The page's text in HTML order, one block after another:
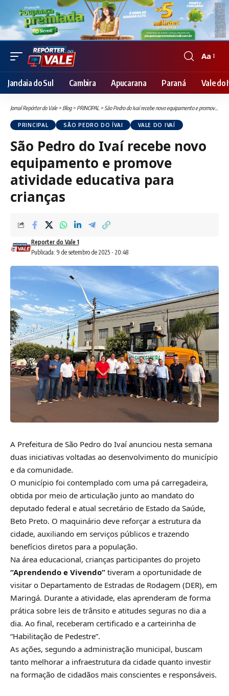
Font
Resizer
Aa
Jandaia do Sul Cambira Apucarana Paraná Vale do
Jornal Repórter do Vale> Blog> PRINCIPAL > São Pedro do Ivaí recebe novo equipamento e promove atividade educativa para crianças
PRINCIPAL SÃO PEDRO DO ÍVAI VALE DO IVAÍ
São Pedro do Ivaí recebe novo
equipamento e promove
atividade educativa para
crianças
Publicada: 9 de setembro de 2025 - 20:48
Reporter do Vale 1
A Prefeitura de São Pedro do Ivaí anunciou nesta semana
duas iniciativas voltadas ao desenvolvimento do município
e da comunidade.
O município foi contemplado com uma pá carregadeira,
obtida por meio de articulação junto ao mandato do
deputado federal e atual secretário de Estado da Saúde,
Beto Preto. O maquinário deve reforçar a estrutura da
cidade, auxiliando em serviços públicos e trazendo
benefícios diretos para a população.
Na área educacional, crianças participantes do projeto
“Aprendendo e Vivendo” tiveram a oportunidade de
visitar o Departamento de Estradas de Rodagem (DER), em
Maringá. Durante a atividade, elas aprenderam de forma
prática sobre leis de trânsito e atitudes seguras no dia a
dia. Ao final, receberam certificado e a carteirinha de
“Habilitação de Pedestre”.
As ações, segundo a administração municipal, buscam
tanto melhorar a infraestrutura da cidade quanto investir
na formação de cidadãos mais conscientes e responsáveis.